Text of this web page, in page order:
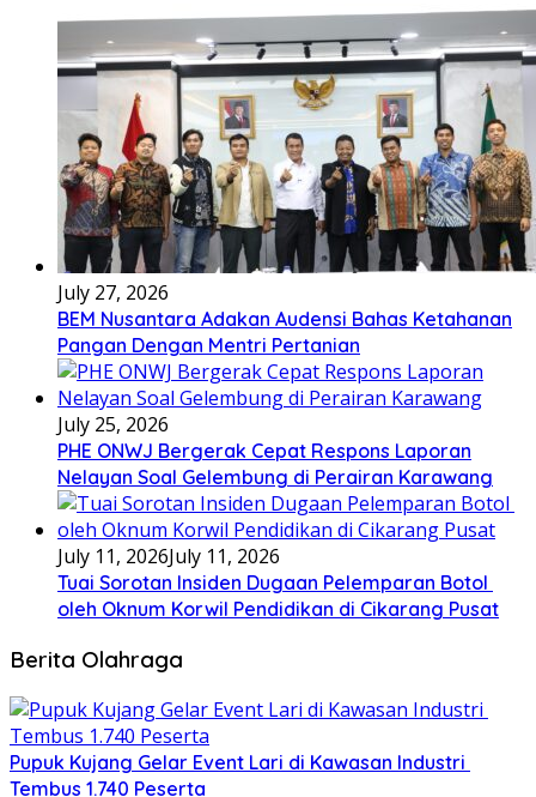
July 27, 2026
BEM Nusantara Adakan Audensi Bahas Ketahanan
Pangan Dengan Mentri Pertanian
July 25, 2026
PHE ONWJ Bergerak Cepat Respons Laporan
Nelayan Soal Gelembung di Perairan Karawang
July 11, 2026July 11, 2026
Tuai Sorotan Insiden Dugaan Pelemparan Botol
oleh Oknum Korwil Pendidikan di Cikarang Pusat
Berita Olahraga
Pupuk Kujang Gelar Event Lari di Kawasan Industri
Tembus 1.740 Peserta